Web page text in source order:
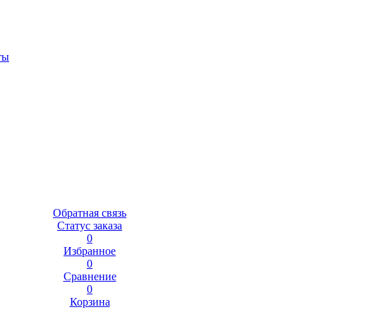
Обратная связь
Статус заказа
0
Избранное
0
Сравнение
0
Корзина